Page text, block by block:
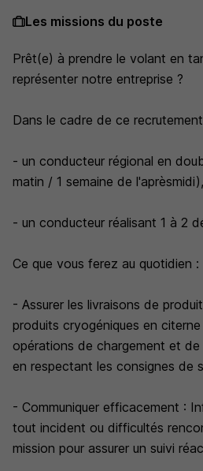
Les missions du poste
Prêt(e) à prendre le volant en
représenter notre entreprise ?
Dans le cadre de ce
- un conducteur régional en
matin / 1 semaine de l'aprèsmidi),
- un conducteur réalisant 1 à 2
Ce que vous ferez au quotidien :
- Assurer les livraisons de
produits cryogéniques en
opérations de chargement et
en respectant les consignes de
- Communiquer efficacement :
tout incident ou difficultés
mission pour assurer un suivi